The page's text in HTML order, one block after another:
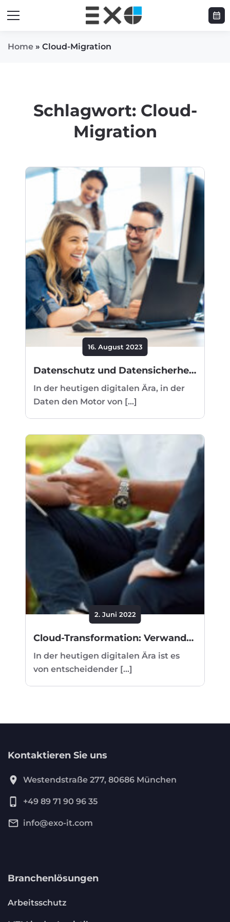
calendar_month
Home » Cloud-Migration
Schlagwort: Cloud-
Migration
16. August 2023
Datenschutz und Datensicherheit in der digitalen Ära: Ist die Cloud sicherer als Excel & Co.?
In der heutigen digitalen Ära, in der
Daten den Motor von [...]
2. Juni 2022
Cloud-Transformation: Verwandeln Sie Ihr Unternehmen in eine innovative Kraft
In der heutigen digitalen Ära ist es
von entscheidender [...]
Kontaktieren Sie uns
location_on Westendstraße 277, 80686 München
phone_iphone +49 89 71 90 96 35
mail_outline info@exo-it.com
Branchenlösungen
Arbeitsschutz